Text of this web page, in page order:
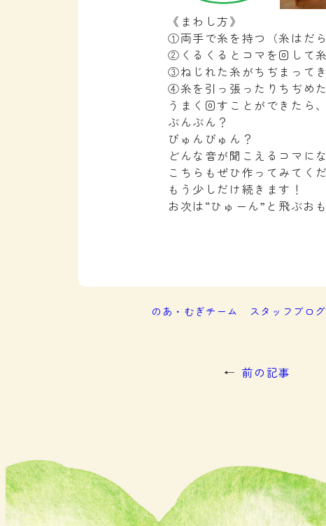
《まわし方》
①両手で糸を持つ（糸はだら
②くるくるとコマを回して
③ねじれた糸がちぢまって
④糸を引っ張ったりちぢめ
うまく回すことができたら
ぶんぶん？
びゅんびゅん？
どんな音が聞こえるコマに
こちらもぜひ作ってみてく
もう少しだけ続きます！
お次は“ひゅーん”と飛ぶお
のあ・むぎチーム スタッフブログ
← 前の記事